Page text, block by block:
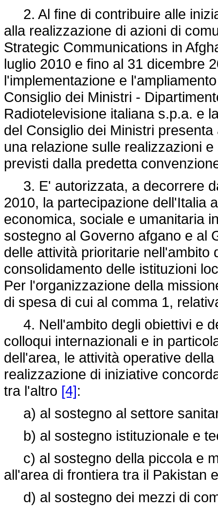
2. Al fine di contribuire alle
alla realizzazione di azioni di
Strategic Communications in
luglio 2010 e fino al 31 dicembre
l'implementazione e
Consiglio dei Ministri -
Radiotelevisione italiana s.p.a. e
del Consiglio dei Ministri
una relazione sulle realizzazioni
previsti dalla predetta
3. E' autorizzata, a decorrere
2010, la partecipazione dell'Italia
economica, sociale e umanitaria
sostegno al Governo afgano e al
delle attività prioritarie nell'ambito
consolidamento delle istituzioni
Per l'organizzazione della
di spesa di cui al comma 1,
4. Nell'ambito degli obiettivi e
colloqui internazionali e in
dell'area, le attività operative
realizzazione di iniziative
tra l'altro [4]:
a) al sostegno al settore
b) al sostegno istituzionale e
c) al sostegno della piccola e
all'area di frontiera tra il Pakistan
d) al sostegno dei mezzi di